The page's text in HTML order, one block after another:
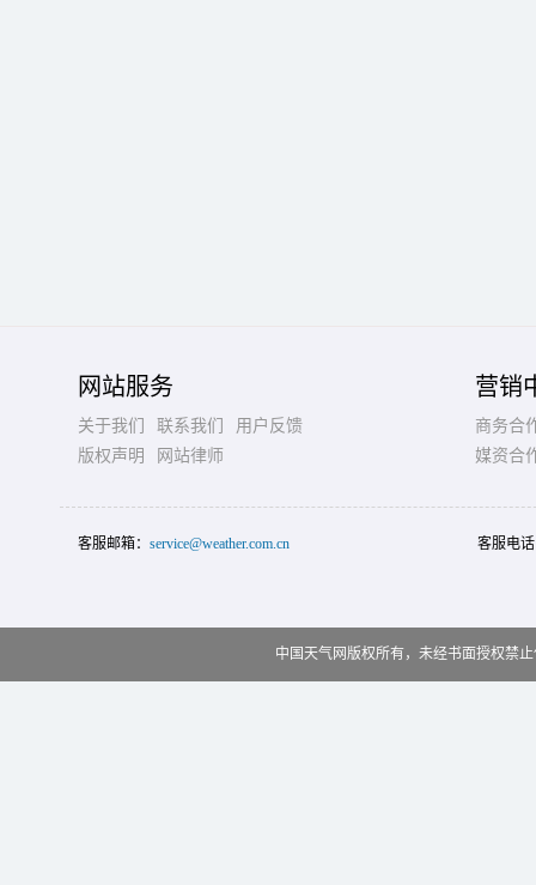
网站服务
关于我们 联系我们
用户反馈
版权声明
网站律师
营销
商务合
媒资合
客服邮箱： service@weather.com.cn 客服电
中国天气网版权所有，未经书面授权